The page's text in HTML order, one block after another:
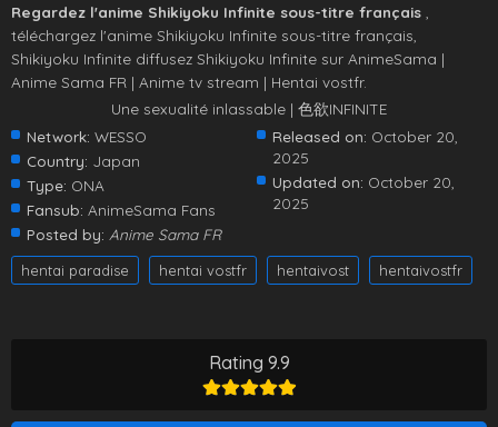
Rating 9.9
Regardez l'anime Shikiyoku Infinite sous-titre français
téléchargez l'anime Shikiyoku Infinite sous-titre français,
Shikiyoku Infinite diffusez Shikiyoku Infinite sur AnimeSama |
Anime Sama FR | Anime tv stream | Hentai vostfr.
Une sexualité inlassable | 色欲INFINITE
Network: WESSO
Country: Japan
Type: ONA
Fansub: AnimeSama Fans
Posted by: Anime Sama FR
Released on: October 20,
2025
Updated on: October 20,
2025
hentai paradise hentai vostfr hentaivost hentaivostfr